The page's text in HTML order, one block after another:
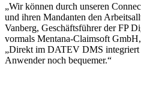
„Wir können durch unseren
und ihren Mandanten den
Vanberg, Geschäftsführer der FP
vormals Mentana-Claimsoft
„Direkt im DATEV DMS integriert
Anwender noch bequemer.“